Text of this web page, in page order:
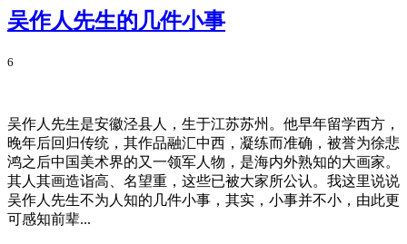
吴作人先生的几件小事
6
吴作人先生是安徽泾县人，生于江苏苏州。他早年留学西方，
晚年后回归传统，其作品融汇中西，凝练而准确，被誉为徐悲
鸿之后中国美术界的又一领军人物，是海内外熟知的大画家。
其人其画造诣高、名望重，这些已被大家所公认。我这里说说
吴作人先生不为人知的几件小事，其实，小事并不小，由此更
可感知前辈...